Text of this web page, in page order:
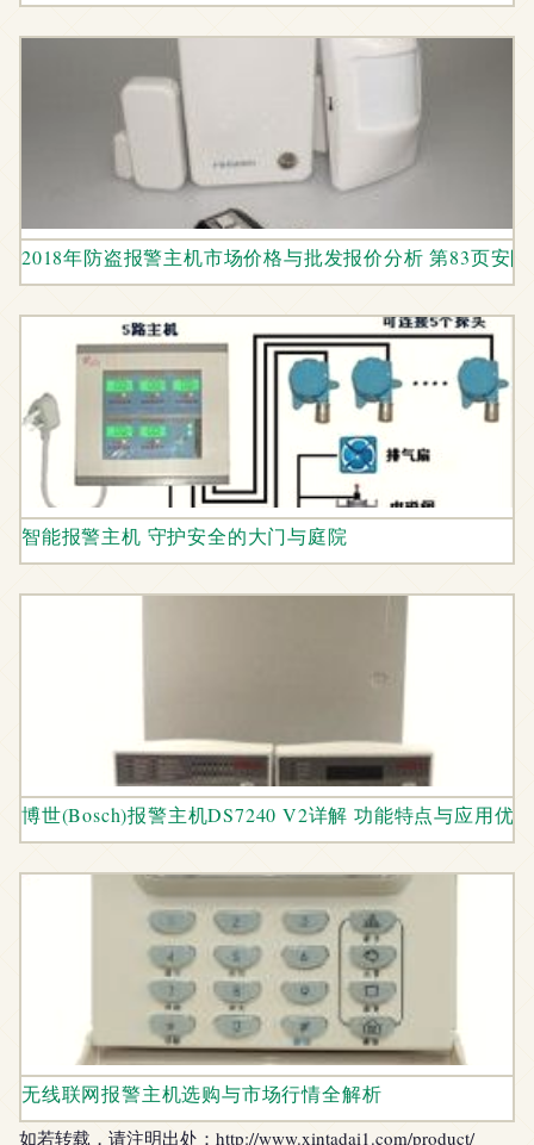
2018年防盗报警主机市场价格与批发报价分析 第83页安
智能报警主机 守护安全的大门与庭院
博世(Bosch)报警主机DS7240 V2详解 功能特点与应用优势
无线联网报警主机选购与市场行情全解析
如若转载，请注明出处：http://www.xintadai1.com/product/